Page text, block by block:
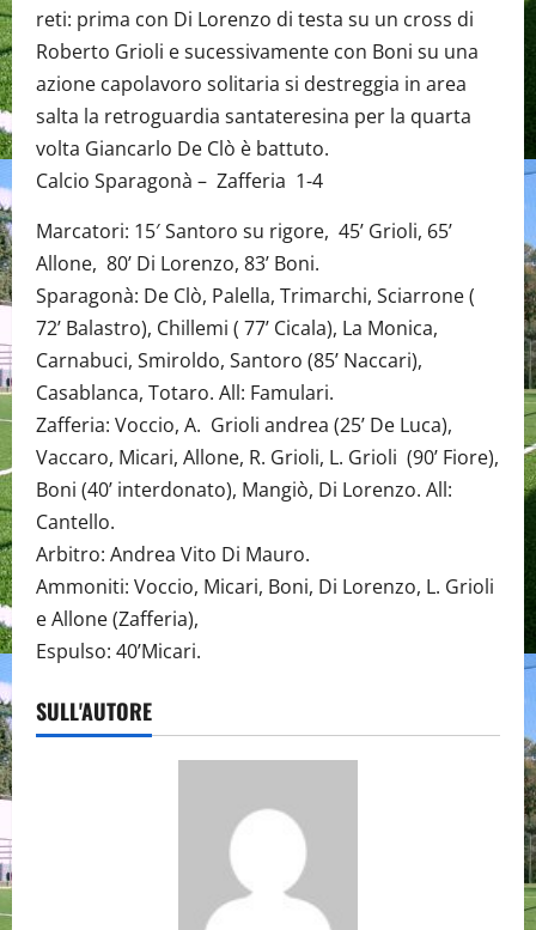
reti: prima con Di Lorenzo di testa su un cross di
Roberto Grioli e sucessivamente con Boni su una
azione capolavoro solitaria si destreggia in area
salta la retroguardia santateresina per la quarta
volta Giancarlo De Clò è battuto.
Calcio Sparagonà – Zafferia 1-4
Marcatori: 15′ Santoro su rigore, 45’ Grioli, 65’
Allone, 80’ Di Lorenzo, 83’ Boni.
Sparagonà: De Clò, Palella, Trimarchi, Sciarrone (
72’ Balastro), Chillemi ( 77’ Cicala), La Monica,
Carnabuci, Smiroldo, Santoro (85’ Naccari),
Casablanca, Totaro. All: Famulari.
Zafferia: Voccio, A. Grioli andrea (25’ De Luca),
Vaccaro, Micari, Allone, R. Grioli, L. Grioli (90’ Fiore),
Boni (40’ interdonato), Mangiò, Di Lorenzo. All:
Cantello.
Arbitro: Andrea Vito Di Mauro.
Ammoniti: Voccio, Micari, Boni, Di Lorenzo, L. Grioli
e Allone (Zafferia),
Espulso: 40’Micari.
SULL'AUTORE